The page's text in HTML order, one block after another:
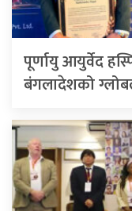
पूर्णायु आयुर्वेद
बंगलादेशको